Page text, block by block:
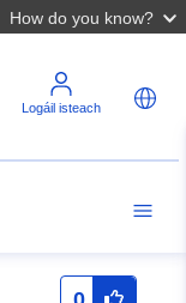
How do you know?
Logáil isteach